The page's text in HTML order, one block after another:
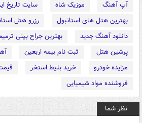
آپ آهنگ موزیک شاه
سایت تاریخ
بهترین هتل های استانبول
رزرو هتل
دانلود آهنگ جدید
بهترین جراح بینی
پرشین هتل
ثبت نام بیمه اربعین
مزایده خودرو
خرید بلیط استخر
فروشنده مواد شیمیایی
نظر شما